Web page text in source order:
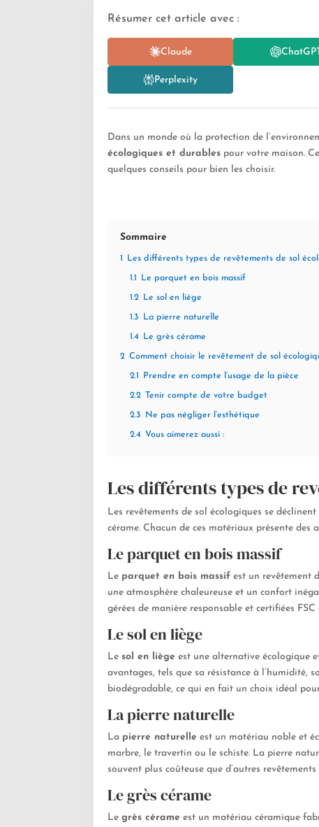
Résumer cet article avec :
Claude
Perplexity
Dans un monde où la protection de
écologiques et durables pour votre maison.
quelques conseils pour bien les choisir.
Sommaire
Les différents types de revêtements de sol
1.1 Le parquet en bois massif
1.2 Le sol en liège
1.3 La pierre naturelle
1.4 Le grès cérame
2 Comment choisir le revêtement de sol
2.1 Prendre en compte l’usage de la pièce
2.2 Tenir compte de votre budget
2.3 Ne pas négliger l’esthétique
2.4 Vous aimerez aussi :
Les différents types de
Les revêtements de sol écologiques se
cérame. Chacun de ces matériaux présente
Le parquet en bois massif
Le parquet en bois massif est un revêtement
une atmosphère chaleureuse et un confort
gérées de manière responsable et certifiées FSC
Le sol en liège
Lesol en liège est une alternative écologique
avantages, tels que sa résistance à l’humidité,
biodégradable, ce qui en fait un choix idéal
La pierre naturelle
La pierre naturelle est un matériau noble et
marbre, le travertin ou le schiste. La pierre
souvent plus coûteuse que d’autres
Le grès cérame
Legrès cérame est un matériau céramique